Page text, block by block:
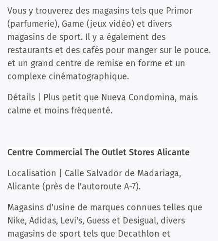
Vous y trouverez des magasins tels que Primor
(parfumerie), Game (jeux vidéo) et divers
magasins de sport. Il y a également des
restaurants et des cafés pour manger sur le pouce.
et un grand centre de remise en forme et un
complexe cinématographique.
Détails | Plus petit que Nueva Condomina, mais
calme et moins fréquenté.
Centre Commercial The Outlet Stores Alicante
Localisation | Calle Salvador de Madariaga,
Alicante (près de l'autoroute A-7).
Magasins d'usine de marques connues telles que
Nike, Adidas, Levi's, Guess et Desigual, divers
magasins de sport tels que Decathlon et